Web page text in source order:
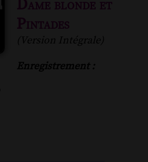
Dame blonde et
Pintades
(Version Intégrale)
Enregistrement :